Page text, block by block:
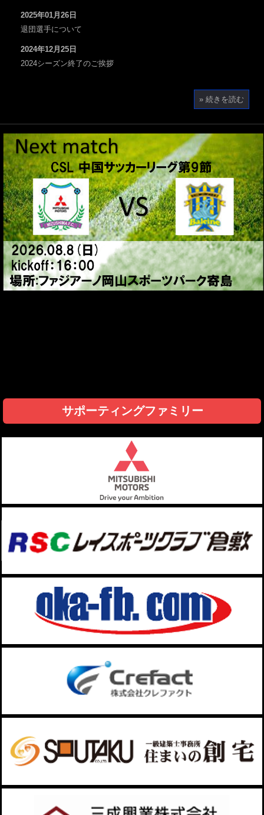
2025年01月26日
退団選手について
2024年12月25日
2024シーズン終了のご挨拶
» 続きを読む
サポーティングファミリー